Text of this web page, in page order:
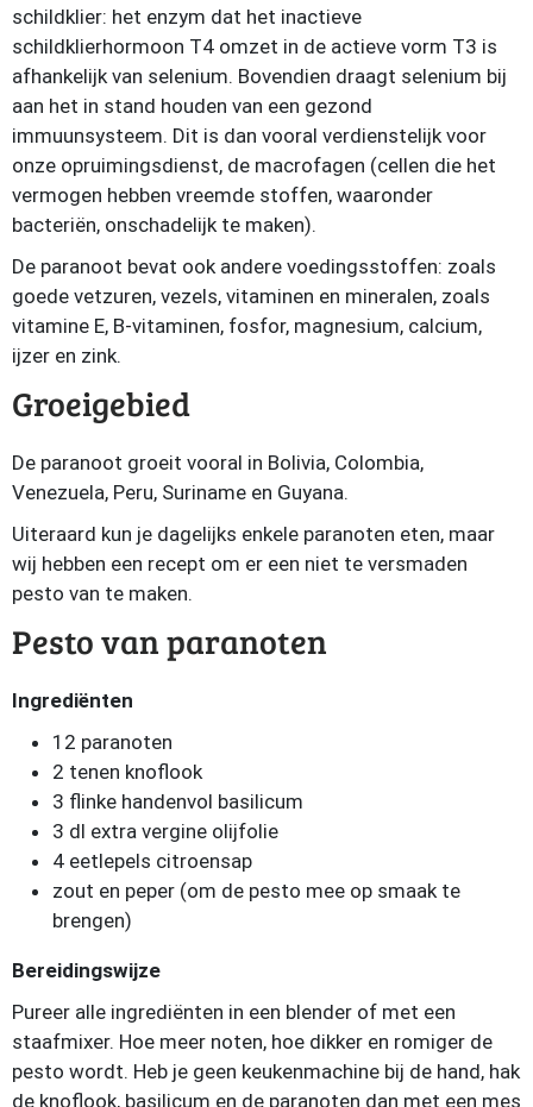
schildklier: het enzym dat het inactieve
schildklierhormoon T4 omzet in de actieve vorm T3 is
afhankelijk van selenium. Bovendien draagt selenium bij
aan het in stand houden van een gezond
immuunsysteem. Dit is dan vooral verdienstelijk voor
onze opruimingsdienst, de macrofagen (cellen die het
vermogen hebben vreemde stoffen, waaronder
bacteriën, onschadelijk te maken).
De paranoot bevat ook andere voedingsstoffen: zoals
goede vetzuren, vezels, vitaminen en mineralen, zoals
vitamine E, B-vitaminen, fosfor, magnesium, calcium,
ijzer en zink.
Groeigebied
De paranoot groeit vooral in Bolivia, Colombia,
Venezuela, Peru, Suriname en Guyana.
Uiteraard kun je dagelijks enkele paranoten eten, maar
wij hebben een recept om er een niet te versmaden
pesto van te maken.
Pesto van paranoten
Ingrediënten
12 paranoten
2 tenen knoflook
3 flinke handenvol basilicum
3 dl extra vergine olijfolie
4 eetlepels citroensap
zout en peper (om de pesto mee op smaak te
brengen)
Bereidingswijze
Pureer alle ingrediënten in een blender of met een
staafmixer. Hoe meer noten, hoe dikker en romiger de
pesto wordt. Heb je geen keukenmachine bij de hand, hak
de knoflook, basilicum en de paranoten dan met een mes